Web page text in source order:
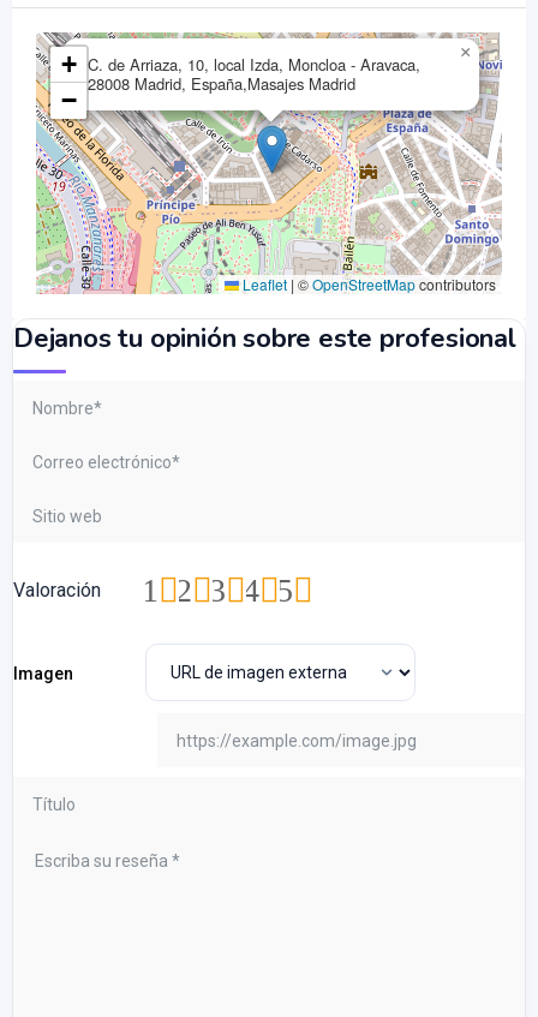
C. de Arriaza, 10, local Izda, Moncloa - Aravaca,
28008 Madrid, España,Masajes Madrid
×
+
−
Leaflet | ©OpenStreetMapcontributors
Dejanos tu opinión sobre este profesional
Valoración 5
4
3
2
1
Imagen